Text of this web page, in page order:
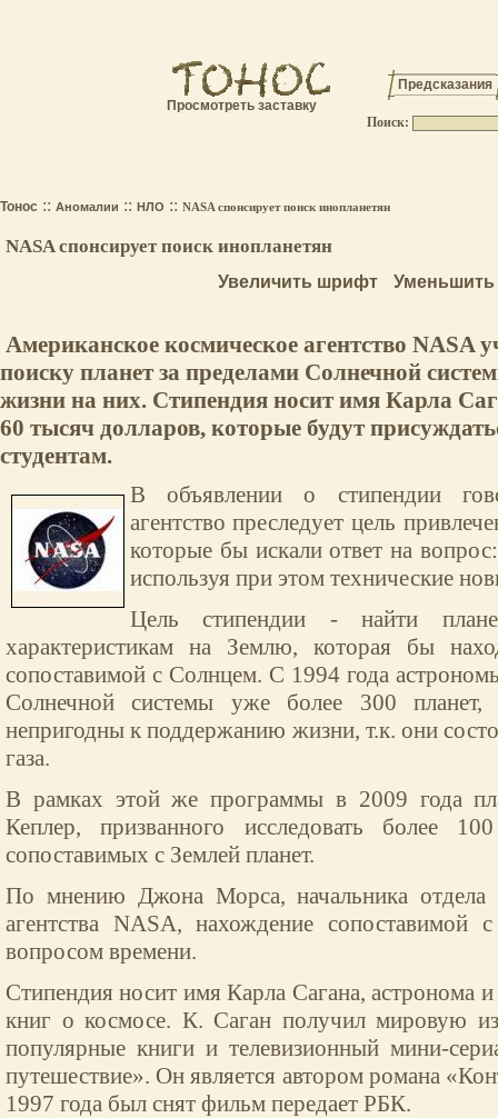
Предсказания
Поиск:
Тонос :: Аномалии :: НЛО :: NASA спонсирует поиск инопланетян
NASA спонсирует поиск инопланетян
Увеличить шрифт
Американское космическое агентство NASA
поиску планет за пределами Солнечной
жизни на них. Стипендия носит имя Карла
60 тысяч долларов, которые будут
студентам.
В объявлении о стипендии
агентство преследует цель
которые бы искали ответ на
используя при этом технические
Цель стипендии - найти
характеристикам на Землю, которая бы
сопоставимой с Солнцем. С 1994 года
Солнечной системы уже более 300 планет,
непригодны к поддержанию жизни, т.к. они
газа.
В рамках этой же программы в 2009 года
Кеплер, призванного исследовать более
сопоставимых с Землей планет.
По мнению Джона Морса, начальника отдела
агентства NASA, нахождение сопоставимой
вопросом времени.
Стипендия носит имя Карла Сагана, астронома
книг о космосе. К. Саган получил мировую
популярные книги и телевизионный мини-
путешествие». Он является автором романа
1997 года был снят фильм передает РБК.
Просмотреть заставку